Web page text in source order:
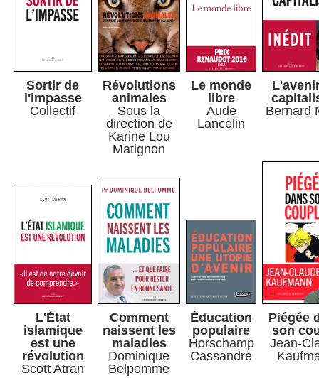
Sortir de
l'impasse
Collectif
Révolutions
animales
Sous la
direction de
Karine Lou
Matignon
Le monde
libre
Aude
Lancelin
Bernard
L'État
islamique
est une
révolution
Scott Atran
Comment
naissent les
maladies
Dominique
Belpomme
Éducation
populaire
Horschamp
Cassandre
Piégée
son
Jean-